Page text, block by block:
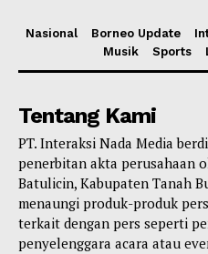
Nasional Borneo Update
Musik
Sports
Tentang Kami
PT. Interaksi Nada Media
penerbitan akta perusahaan
Batulicin, Kabupaten Tanah
menaungi produk-produk
terkait dengan pers seperti
penyelenggara acara atau